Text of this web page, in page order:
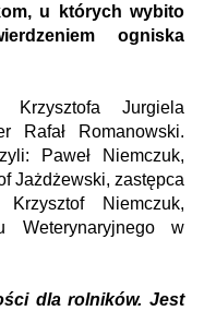
u których wybito
ogniska
Krzysztofa Jurgiela
Rafał Romanowski.
Paweł Niemczuk,
Jażdżewski, zastępca
Niemczuk,
Weterynaryjnego w
dla rolników. Jest